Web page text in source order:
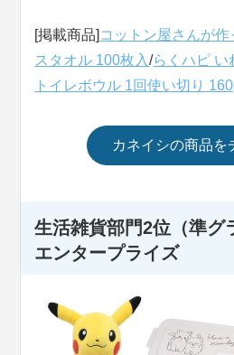
[掲載商品] コットン屋さんが
スタオル 100枚入/らくハピ い
トイレボウル 1回使い切り
カネイシの商品を
生活雑貨部門2位（準グ
エンタープライズ